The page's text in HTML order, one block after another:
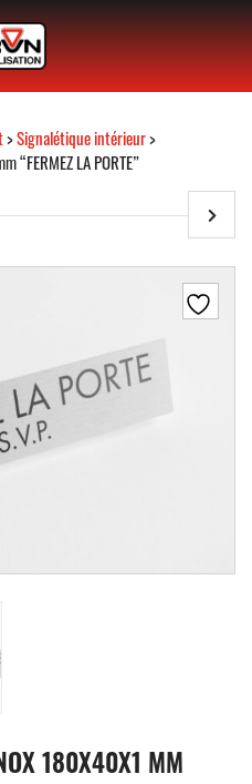
>Signalétique intérieur>
“FERMEZ LA PORTE”
180X40X1 MM